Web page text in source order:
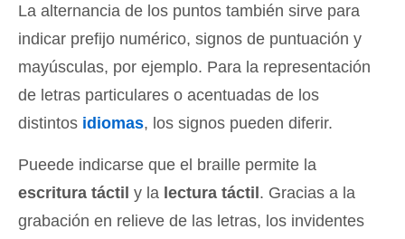
La alternancia de los puntos también sirve para
indicar prefijo numérico, signos de puntuación y
mayúsculas, por ejemplo. Para la representación
de letras particulares o acentuadas de los
distintos idiomas, los signos pueden diferir.
Pueede indicarse que el braille permite la
escritura táctil y la lectura táctil. Gracias a la
grabación en relieve de las letras, los invidentes